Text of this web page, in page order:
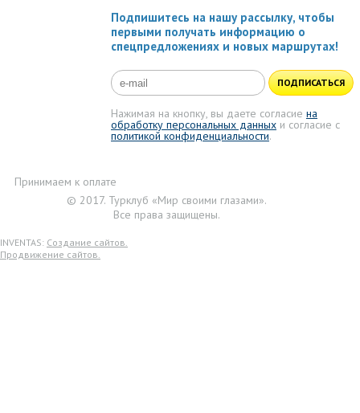
Подпишитесь на нашу рассылку, чтобы
первыми получать информацию о
спецпредложениях и новых маршрутах!
ПОДПИСАТЬСЯ
Нажимая на кнопку, вы даете согласие на
обработку персональных данных и согласие с
политикой конфиденциальности.
Принимаем к оплате
© 2017. Турклуб «Мир своими глазами».
Все права защищены.
INVENTAS: Создание сайтов.
Продвижение сайтов.